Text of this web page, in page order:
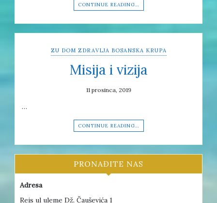
CONTINUE READING…
ZU DOM ZDRAVLJA BOSANSKA KRUPA
Misija i vizija
11 prosinca, 2019
…
CONTINUE READING…
PRONAĐITE NAS
Adresa
Reis ul uleme Dž. Čauševića 1